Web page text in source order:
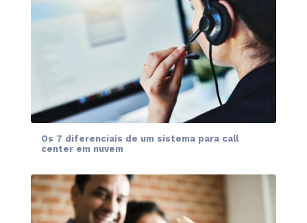
Os 7 diferenciais de um sistema para call
center em nuvem